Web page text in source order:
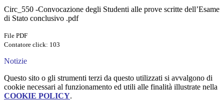
Circ_550 -Convocazione degli Studenti alle prove scritte dell’Esame
di Stato conclusivo .pdf
File PDF
Contatore click: 103
Notizie
Questo sito o gli strumenti terzi da questo utilizzati si avvalgono di
cookie necessari al funzionamento ed utili alle finalità illustrate nella
COOKIE POLICY.